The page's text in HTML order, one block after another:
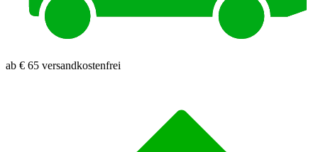
ab € 65 versandkostenfrei